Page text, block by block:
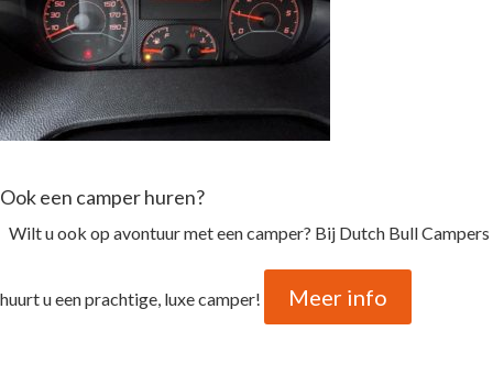
Ook een camper huren?
Wilt u ook op avontuur met een camper? Bij Dutch Bull Campers
huurt u een prachtige, luxe camper! Meer info